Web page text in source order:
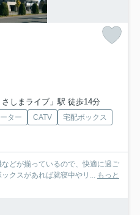
しまライブ」駅 徒歩14分
ター CATV
宅配ボックス
どが揃っているので、快適に過ご
クスがあれば就寝中やリ... もっと